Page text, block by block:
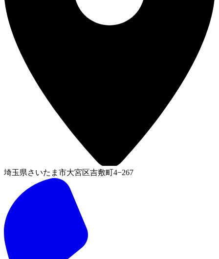
埼玉県さいたま市大宮区吉敷町4−267